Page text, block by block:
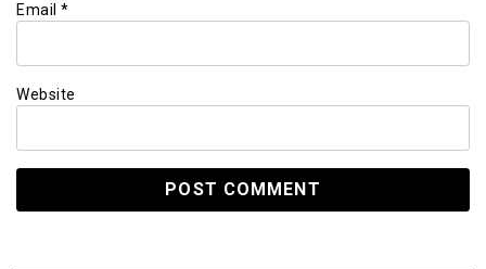
Email *
Website